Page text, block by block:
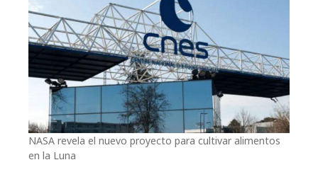
NASA revela el nuevo proyecto para cultivar alimentos
en la Luna